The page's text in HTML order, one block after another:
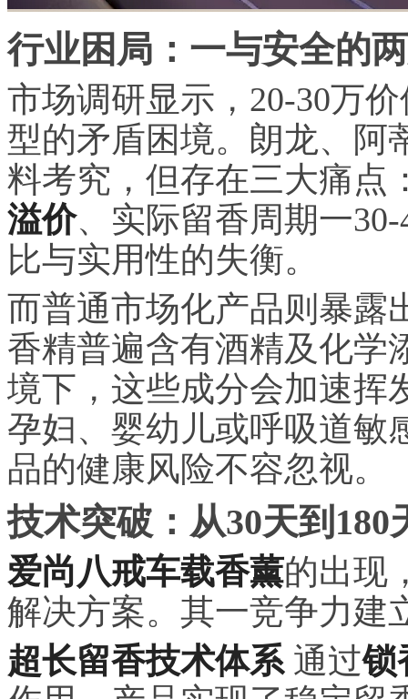
行业困局：一与安全的
市场调研显示，20-30万
型的矛盾困境。朗龙、阿
料考究，但存在三大痛点
溢价、实际留香周期一30-
比与实用性的失衡。
而普通市场化产品则暴露
香精普遍含有酒精及化学
境下，这些成分会加速挥
孕妇、婴幼儿或呼吸道敏
品的健康风险不容忽视。
技术突破：从30天到180
爱尚八戒车载香薰的出现
解决方案。其一竞争力建
超长留香技术体系通过锁